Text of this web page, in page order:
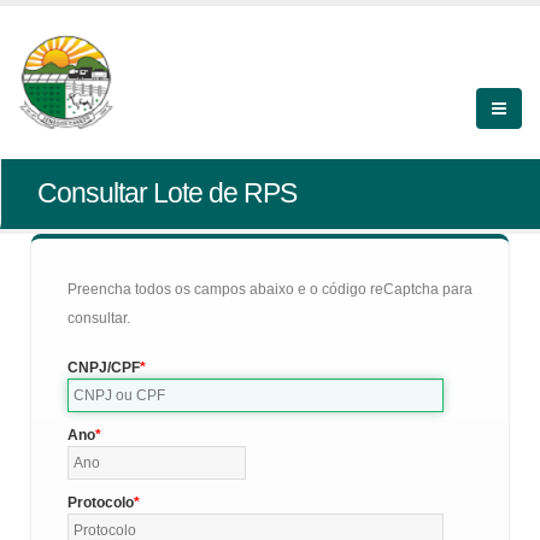
Consultar Lote de RPS
Preencha todos os campos abaixo e o código reCaptcha para
consultar.
CNPJ/CPF
Ano
Protocolo